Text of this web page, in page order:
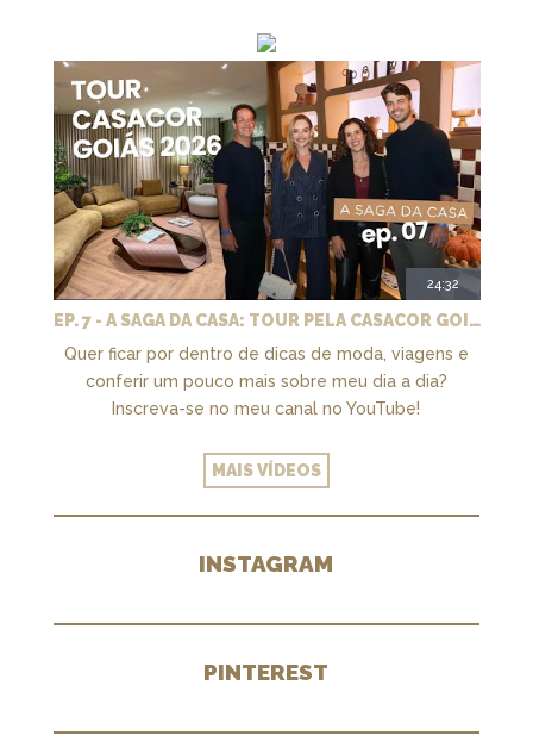
24:32
EP. 7 - A SAGA DA CASA: TOUR PELA CASACOR GOIÁS 2026
Quer ficar por dentro de dicas de moda, viagens e
conferir um pouco mais sobre meu dia a dia?
Inscreva-se no meu canal no YouTube!
MAIS VÍDEOS
INSTAGRAM
PINTEREST